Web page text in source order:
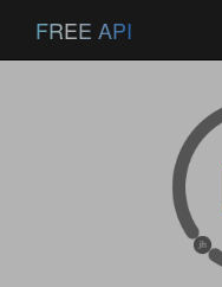
FREE API